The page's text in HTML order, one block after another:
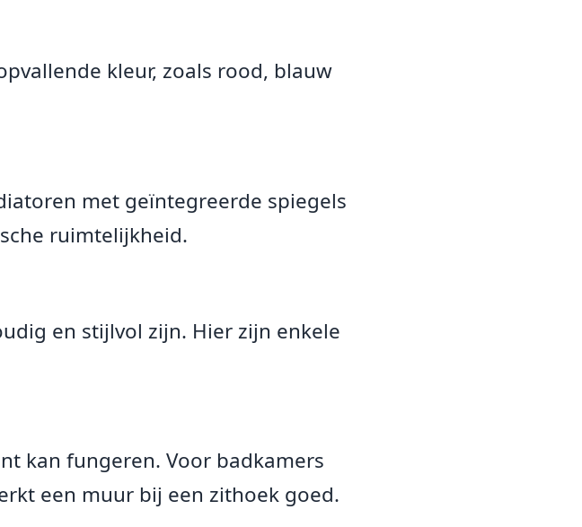
kleur, zoals rood, blauw
met geïntegreerde spiegels
ruimtelijkheid.
en stijlvol zijn. Hier zijn enkele
kan fungeren. Voor badkamers
een muur bij een zithoek goed.